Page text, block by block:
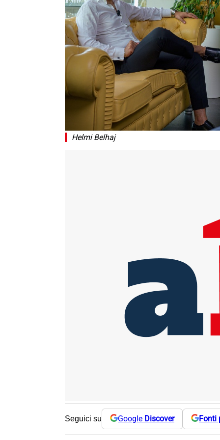
Helmi Belhaj
Seguici su Google Discover Fonti